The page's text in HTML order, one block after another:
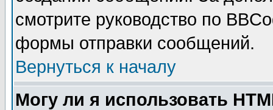
смотрите руководство по
формы отправки сообщений.
Вернуться к началу
Могу ли я использовать